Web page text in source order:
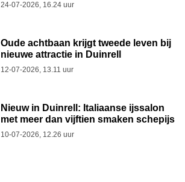
24-07-2026, 16.24 uur
Oude achtbaan krijgt tweede leven bij
nieuwe attractie in Duinrell
12-07-2026, 13.11 uur
Nieuw in Duinrell: Italiaanse ijssalon
met meer dan vijftien smaken schepijs
10-07-2026, 12.26 uur